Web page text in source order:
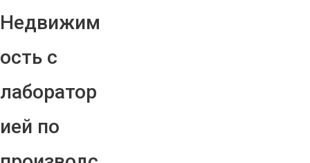
Недвижим
ость с
лаборатор
ией по